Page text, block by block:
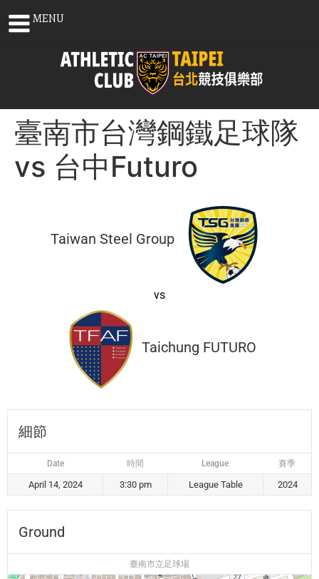
臺南市台灣鋼鐵足球隊
vs 台中Futuro
Taiwan Steel Group
vs
Taichung FUTURO
細節
Date 時間 League 賽季
April 14, 2024 3:30 pm League Table 2024
Ground
臺南市立足球場
MENU